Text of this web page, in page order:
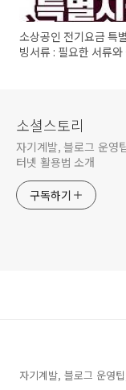
소상공인 전기요금 특
빙서류 : 필요한 서류와
소셜스토리
자기계발, 블로그 운영
터넷 활용법 소개
구독하기
자기계발, 블로그 운영